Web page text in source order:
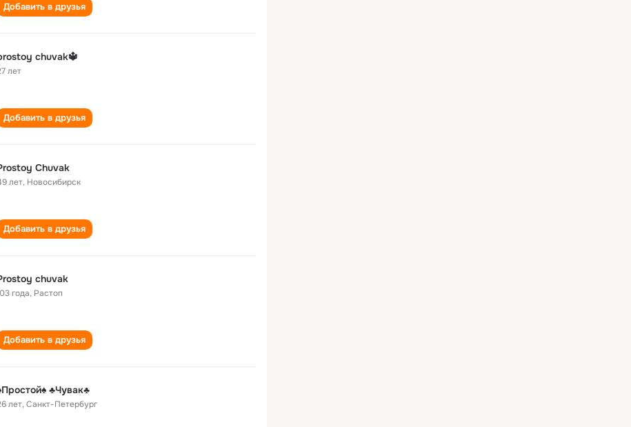
Добавить в друзья
chuvak🔱
лет
Добавить в друзья
Chuvak
лет, Новосибирск
Добавить в друзья
chuvak
года, Растоп
Добавить в друзья
♣Чувак♣
лет,Санкт-Петербург